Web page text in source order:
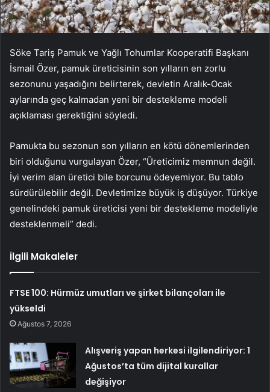
Söke Tariş Pamuk ve Yağlı Tohumlar Kooperatifi Başkanı
İsmail Özer, pamuk üreticisinin son yılların en zorlu
sezonunu yaşadığını belirterek, devletin Aralık-Ocak
aylarında geç kalmadan yeni bir destekleme modeli
açıklaması gerektiğini söyledi.
Pamukta bu sezonun son yılların en kötü dönemlerinden
biri olduğunu vurgulayan Özer, “Üreticimiz memnun değil.
İyi verim alan üretici bile borcunu ödeyemiyor. Bu tablo
sürdürülebilir değil. Devletimize büyük iş düşüyor. Türkiye
genelindeki pamuk üreticisi yeni bir destekleme modeliyle
desteklenmeli” dedi.
İlgili Makaleler
FTSE 100: Hürmüz umutları ve şirket bilançoları ile
yükseldi
Ağustos 7, 2026
Alışveriş yapan herkesi ilgilendiriyor: 1
Ağustos’ta tüm dijital kurallar
değişiyor